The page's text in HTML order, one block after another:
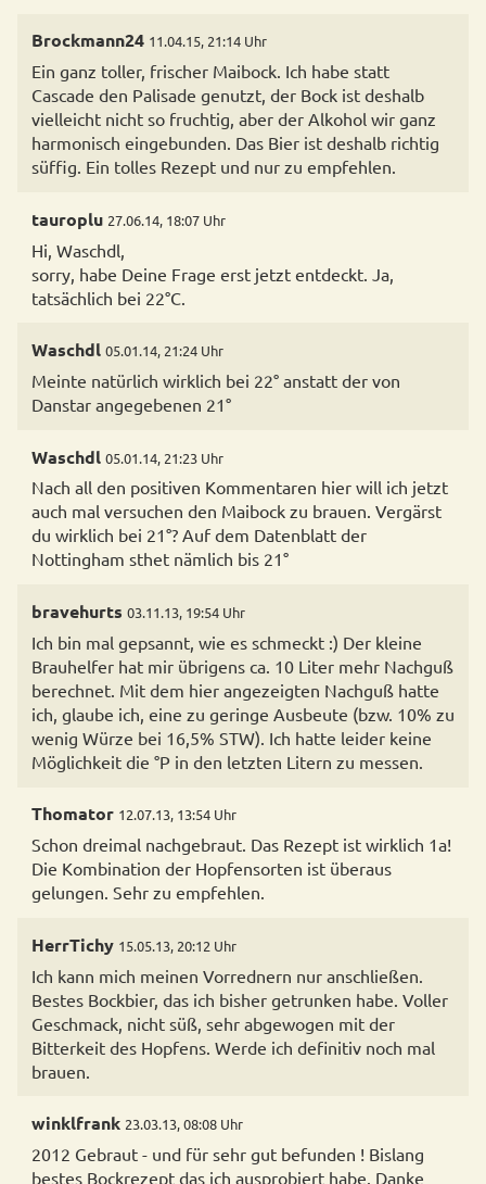
Brockmann24 11.04.15, 21:14 Uhr
Ein ganz toller, frischer Maibock. Ich habe statt
Cascade den Palisade genutzt, der Bock ist deshalb
vielleicht nicht so fruchtig, aber der Alkohol wir ganz
harmonisch eingebunden. Das Bier ist deshalb richtig
süffig. Ein tolles Rezept und nur zu empfehlen.
tauroplu 27.06.14, 18:07 Uhr
Hi, Waschdl,
sorry, habe Deine Frage erst jetzt entdeckt. Ja,
tatsächlich bei 22°C.
Waschdl 05.01.14, 21:24 Uhr
Meinte natürlich wirklich bei 22° anstatt der von
Danstar angegebenen 21°
Waschdl 05.01.14, 21:23 Uhr
Nach all den positiven Kommentaren hier will ich jetzt
auch mal versuchen den Maibock zu brauen. Vergärst
du wirklich bei 21°? Auf dem Datenblatt der
Nottingham sthet nämlich bis 21°
bravehurts 03.11.13, 19:54 Uhr
Ich bin mal gepsannt, wie es schmeckt :) Der kleine
Brauhelfer hat mir übrigens ca. 10 Liter mehr Nachguß
berechnet. Mit dem hier angezeigten Nachguß hatte
ich, glaube ich, eine zu geringe Ausbeute (bzw. 10% zu
wenig Würze bei 16,5% STW). Ich hatte leider keine
Möglichkeit die °P in den letzten Litern zu messen.
Thomator 12.07.13, 13:54 Uhr
Schon dreimal nachgebraut. Das Rezept ist wirklich 1a!
Die Kombination der Hopfensorten ist überaus
gelungen. Sehr zu empfehlen.
HerrTichy 15.05.13, 20:12 Uhr
Ich kann mich meinen Vorrednern nur anschließen.
Bestes Bockbier, das ich bisher getrunken habe. Voller
Geschmack, nicht süß, sehr abgewogen mit der
Bitterkeit des Hopfens. Werde ich definitiv noch mal
brauen.
winklfrank 23.03.13, 08:08 Uhr
2012 Gebraut - und für sehr gut befunden ! Bislang
bestes Bockrezept das ich ausprobiert habe. Danke